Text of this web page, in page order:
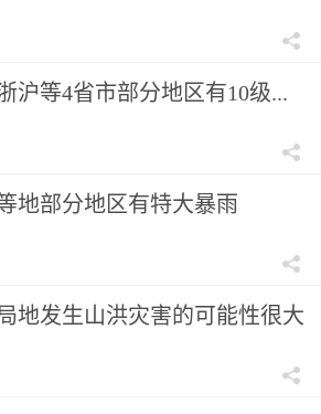
沪等4省市部分地区有10级...
地部分地区有特大暴雨
地发生山洪灾害的可能性很大